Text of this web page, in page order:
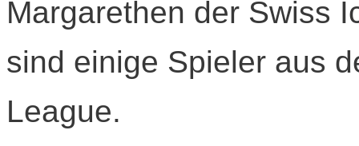
Margarethen der Swiss
sind einige Spieler aus
League.